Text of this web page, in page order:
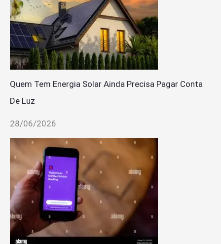
Quem Tem Energia Solar Ainda Precisa Pagar Conta
De Luz
28/06/2026